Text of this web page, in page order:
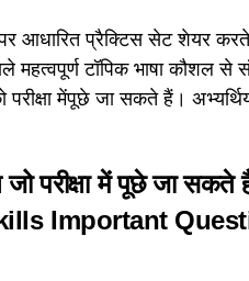
पर आधारित प्रैक्टिस सेट शेयर
महत्वपूर्ण टॉपिक भाषा कौशल से
मेंपूछे जा सकते हैं।
परीक्षा में पूछे जा
Important